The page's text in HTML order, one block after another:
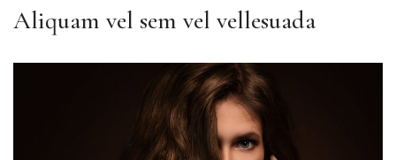
Aliquam vel sem vel vellesuada